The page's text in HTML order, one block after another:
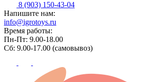
8 (903) 150-43-04
Напишите нам:
info@igrotoys.ru
Время работы:
Пн-Пт: 9.00-18.00
Сб: 9.00-17.00 (самовывоз)